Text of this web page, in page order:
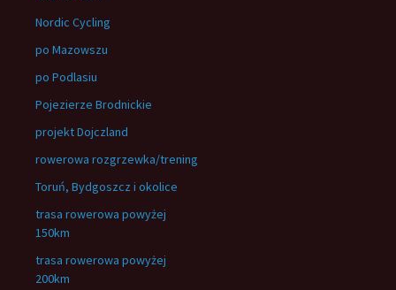
Nordic Cycling
po Mazowszu
po Podlasiu
Pojezierze Brodnickie
projekt Dojczland
rowerowa rozgrzewka/trening
Toruń, Bydgoszcz i okolice
trasa rowerowa powyżej
150km
trasa rowerowa powyżej
200km